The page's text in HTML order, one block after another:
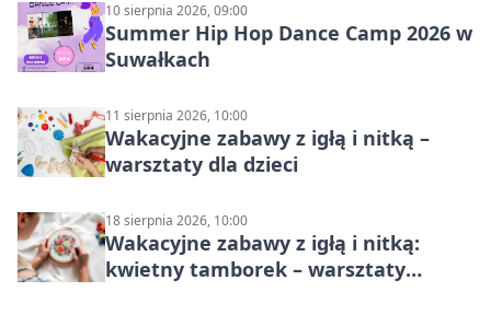
10 sierpnia 2026, 09:00
Summer Hip Hop Dance Camp 2026 w
Suwałkach
11 sierpnia 2026, 10:00
Wakacyjne zabawy z igłą i nitką –
warsztaty dla dzieci
18 sierpnia 2026, 10:00
Wakacyjne zabawy z igłą i nitką:
kwietny tamborek – warsztaty